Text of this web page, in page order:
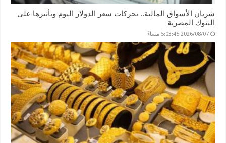
شريان الأسواق المالية.. تحركات سعر الدولار اليوم وتأثيرها على
البنوك المصرية
2026/08/07 5:03:45 مساءً